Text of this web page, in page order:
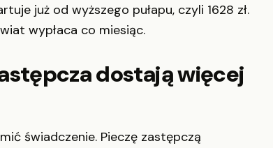
już od wyższego pułapu, czyli 1628 zł.
wypłaca co miesiąc.
dostają więcej
świadczenie. Pieczę zastępczą